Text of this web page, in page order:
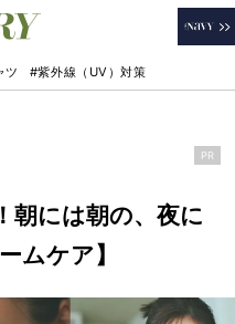
ツ #紫外線（UV）対策
PR
朝には朝の、夜に
ムケア】